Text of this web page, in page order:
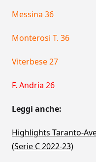
Messina 36
Monterosi T. 36
Viterbese 27
F. Andria 26
Leggi anche:
Highlights Taranto-
(Serie C 2022-23)